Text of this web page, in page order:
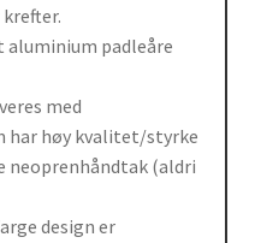
aluminium padleåre
med
høy kvalitet/styrke
neoprenhåndtak (aldri
design er